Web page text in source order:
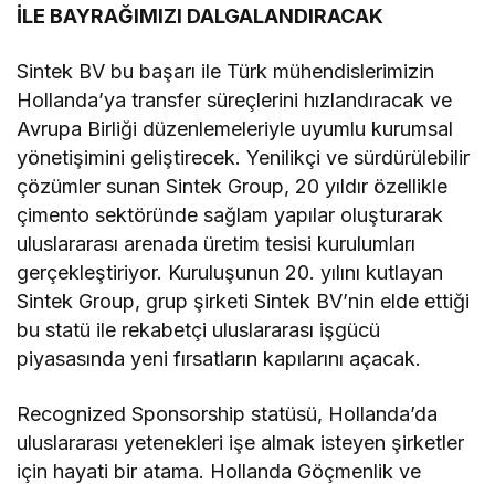
İLE BAYRAĞIMIZI DALGALANDIRACAK
Sintek BV bu başarı ile Türk mühendislerimizin
Hollanda’ya transfer süreçlerini hızlandıracak ve
Avrupa Birliği düzenlemeleriyle uyumlu kurumsal
yönetişimini geliştirecek. Yenilikçi ve sürdürülebilir
çözümler sunan Sintek Group, 20 yıldır özellikle
çimento sektöründe sağlam yapılar oluşturarak
uluslararası arenada üretim tesisi kurulumları
gerçekleştiriyor. Kuruluşunun 20. yılını kutlayan
Sintek Group, grup şirketi Sintek BV’nin elde ettiği
bu statü ile rekabetçi uluslararası işgücü
piyasasında yeni fırsatların kapılarını açacak.
Recognized Sponsorship statüsü, Hollanda’da
uluslararası yetenekleri işe almak isteyen şirketler
için hayati bir atama. Hollanda Göçmenlik ve